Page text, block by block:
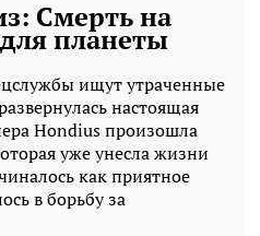
Смерть на
планеты
ищут утраченные
настоящая
Hondius произошла
уже унесла жизни
как приятное
в борьбу за